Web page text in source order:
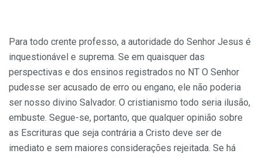
Para todo crente professo, a autoridade do Senhor Jesus é
inquestionável e suprema. Se em quaisquer das
perspectivas e dos ensinos registrados no NT O Senhor
pudesse ser acusado de erro ou engano, ele não poderia
ser nosso divino Salvador. O cristianismo todo seria ilusão,
embuste. Segue-se, portanto, que qualquer opinião sobre
as Escrituras que seja contrária a Cristo deve ser de
imediato e sem maiores considerações rejeitada. Se há